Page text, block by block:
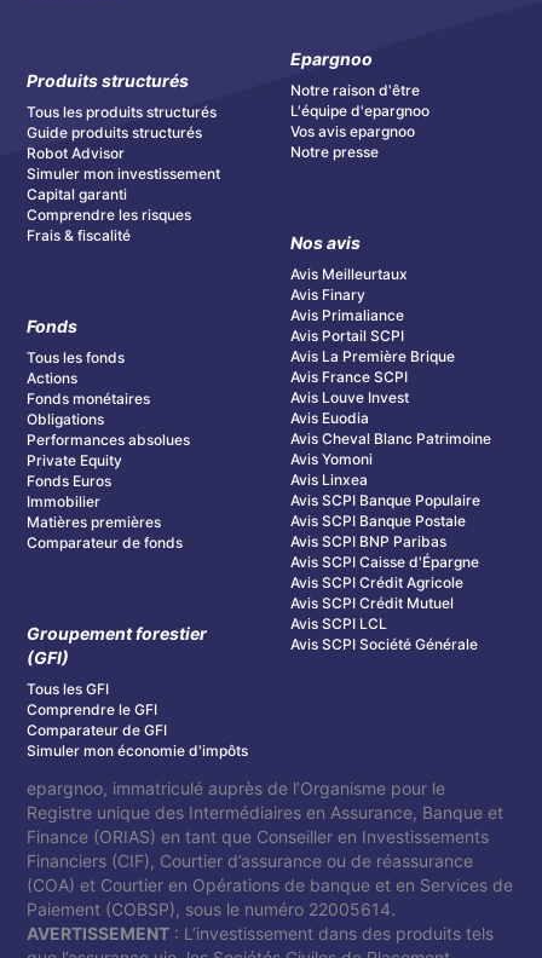
Produits structurés
Tous les produits structurés
Guide produits structurés
Robot Advisor
Simuler mon investissement
Capital garanti
Comprendre les risques
Frais & fiscalité
Fonds
Tous les fonds
Actions
Fonds monétaires
Obligations
Performances absolues
Private Equity
Fonds Euros
Immobilier
Matières premières
Comparateur de fonds
Groupement forestier
(GFI)
Tous les GFI
Comprendre le GFI
Comparateur de GFI
Simuler mon économie d'impôts
Epargnoo
Notre raison d'être
L'équipe d'epargnoo
Vos avis epargnoo
Notre presse
Nos avis
Avis Meilleurtaux
Avis Finary
Avis Primaliance
Avis Portail SCPI
Avis La Première Brique
Avis France SCPI
Avis Louve Invest
Avis Euodia
Avis Cheval Blanc Patrimoine
Avis Yomoni
Avis Linxea
Avis SCPI Banque Populaire
Avis SCPI Banque Postale
Avis SCPI BNP Paribas
Avis SCPI Caisse d'Épargne
Avis SCPI Crédit Agricole
Avis SCPI Crédit Mutuel
Avis SCPI LCL
Avis SCPI Société Générale
epargnoo, immatriculé auprès de l’Organisme pour le
Registre unique des Intermédiaires en Assurance, Banque et
Finance (ORIAS) en tant que Conseiller en Investissements
Financiers (CIF), Courtier d’assurance ou de réassurance
(COA) et Courtier en Opérations de banque et en Services de
Paiement (COBSP), sous le numéro 22005614.
AVERTISSEMENT : L’investissement dans des produits tels